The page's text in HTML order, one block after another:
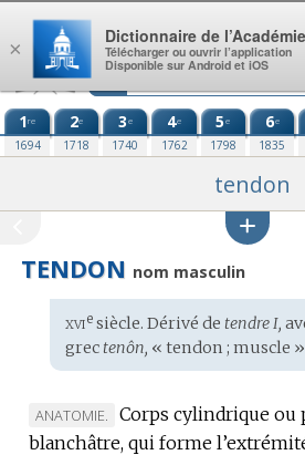
Aller au contenu
1re
1694
2e
1718
3e
1740
4e
1762
5e
1798
6e
1835
tendon
TENDON nom masculin
Étymologie
:
xviesiècle. Dérivé de tendre I,
grectenôn, « tendon ; muscle
MARQUE
DE
ANATOMIE.
Corps cylindrique ou
blanchâtre, qui forme
×
Dictionnaire de l’Académie
Télécharger ou ouvrir l’application
Disponible sur Android et iOS